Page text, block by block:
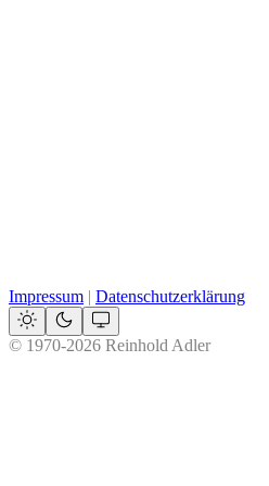
Impressum | Datenschutzerklärung
© 1970-2026 Reinhold Adler